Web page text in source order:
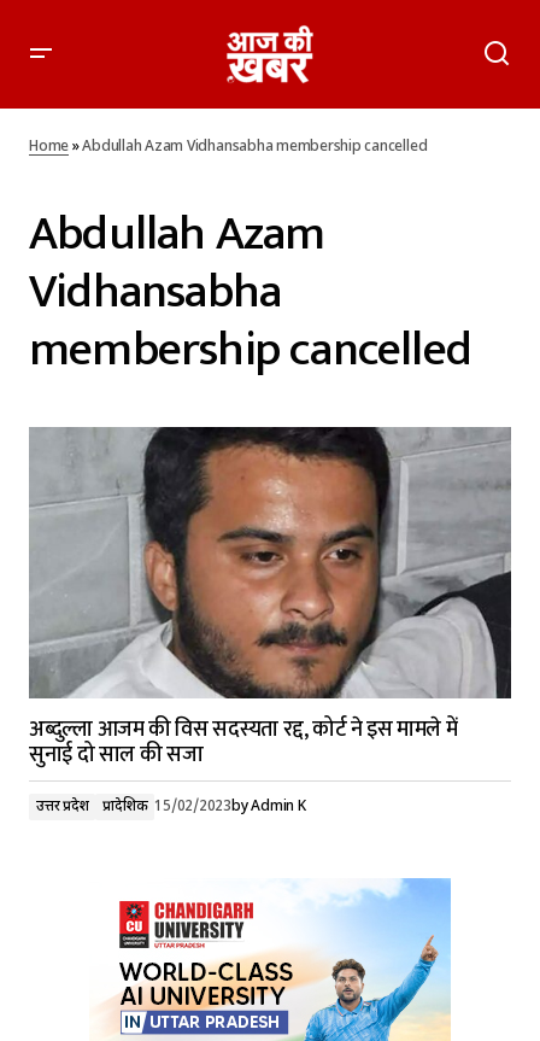
Home»Abdullah Azam Vidhansabha membership cancelled
Abdullah Azam
Vidhansabha
membership cancelled
अब्दुल्ला आजम की विस सदस्यता रद्द, कोर्ट ने इस मामले में
सुनाई दो साल की सजा
उत्तर प्रदेश प्रादेशिक 15/02/2023byAdmin K